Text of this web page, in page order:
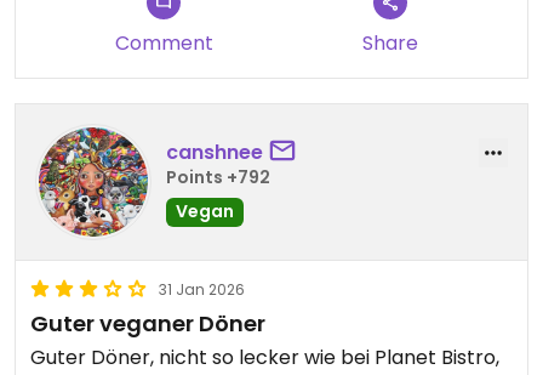
Comment Share
canshnee
Points +792
Vegan
31 Jan 2026
Guter veganer Döner
Guter Döner, nicht so lecker wie bei Planet Bistro,